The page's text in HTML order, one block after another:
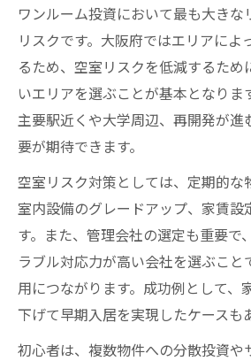
ワンルーム投資において最も大きな
リスクです。大阪府ではエリアによ
るため、空室リスクを低減するため
いエリアを選ぶことが基本となりま
主要駅近くや大学周辺、再開発が進
要が期待できます。
空室リスク対策としては、定期的な
室内設備のグレードアップ、家賃設
す。また、管理会社の選定も重要で
ラブル対応力が高い会社を選ぶこと
用につながります。成功例として、
下げて早期入居を実現したケースも
初心者は、複数物件への分散投資や